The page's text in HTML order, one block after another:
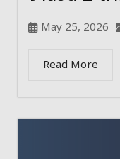
May 25, 2026
Read More